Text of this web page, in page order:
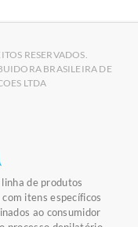
RESERVADOS.
BRASILEIRA DE
LTDA
de produtos
itens específicos
ao consumidor